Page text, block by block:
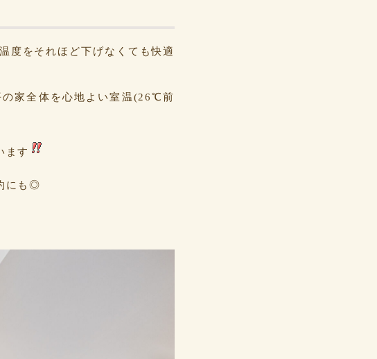
度をそれほど下げなくても快適
の家全体を心地よい室温(26℃前
ます
にも◎